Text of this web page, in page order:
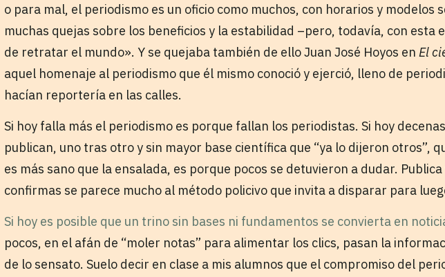
o para mal, el periodismo es un oficio como muchos, con horarios y modelos
muchas quejas sobre los beneficios y la estabilidad –pero, todavía, con esta
de retratar el mundo». Y se quejaba también de ello Juan José Hoyos en El
aquel homenaje al periodismo que él mismo conoció y ejerció, lleno de
hacían reportería en las calles.
Si hoy falla más el periodismo es porque fallan los periodistas. Si hoy
publican, uno tras otro y sin mayor base científica que “ya lo dijeron otros”,
es más sano que la ensalada, es porque pocos se detuvieron a dudar. Publica
confirmas se parece mucho al método policivo que invita a disparar para
Si hoy es posible que un trino sin bases ni fundamentos se convierta en
pocos, en el afán de “moler notas” para alimentar los clics, pasan la
de lo sensato. Suelo decir en clase a mis alumnos que el compromiso del